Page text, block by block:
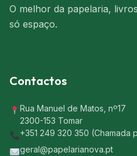
O melhor da papelaria,
só espaço.
Contactos
Rua Manuel de Matos, nº17
2300-153 Tomar
+351 249 320 350 (Chamada
geral@papelarianova.pt